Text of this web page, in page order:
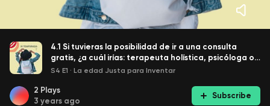
4.1 Si tuvieras la posibilidad de ir a una consulta
gratis, ¿a cuál irías: terapeuta holística, psicóloga o
astróloga?
S4 E1 · La edad Justa para Inventar
2 Plays
3 years ago
Subscribe